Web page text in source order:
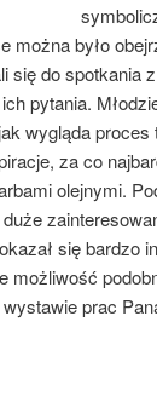
można było
się do spotkania
pytania.
wygląda
za co
olejnymi.
się bardzo
możliwość
prac